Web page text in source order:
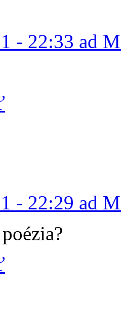
- 22:33 ad
- 22:29 ad